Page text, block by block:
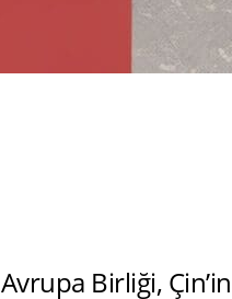
Avrupa Birliği,